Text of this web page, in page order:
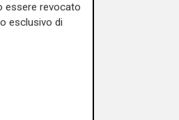
essere revocato
esclusivo di